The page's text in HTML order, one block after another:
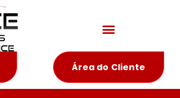
Área do Cliente